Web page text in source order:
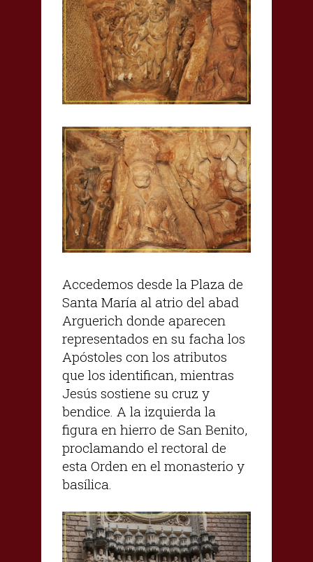
Accedemos desde la Plaza de
Santa María al atrio del abad
Arguerich donde aparecen
representados en su facha los
Apóstoles con los atributos
que los identifican, mientras
Jesús sostiene su cruz y
bendice. A la izquierda la
figura en hierro de San Benito,
proclamando el rectoral de
esta Orden en el monasterio y
basílica.